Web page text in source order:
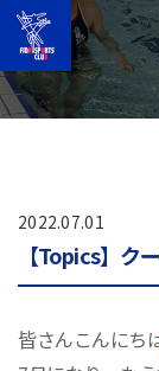
2022.07.01
【Topics】ク
皆さんこんにち